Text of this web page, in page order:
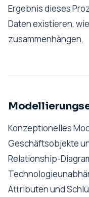
Ergebnis dieses
Daten existieren,
zusammenhängen.
Konzeptionelles
Geschäftsobjekte
Relationship-
Attributen und